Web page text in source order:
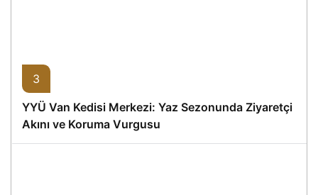
3
YYÜ Van Kedisi Merkezi: Yaz Sezonunda Ziyaretçi
Akını ve Koruma Vurgusu